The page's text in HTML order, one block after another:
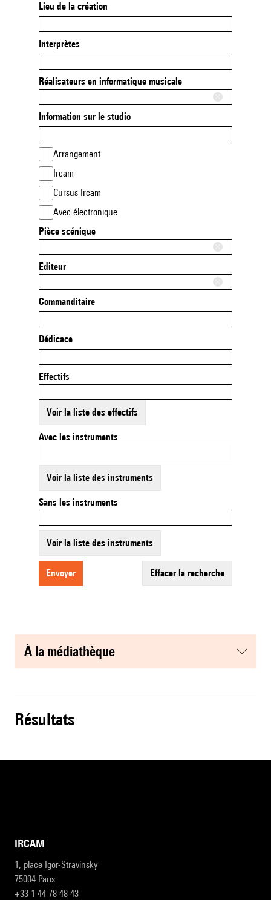
Lieu de la création
Interprètes
Réalisateurs en informatique musicale
Information sur le studio
Arrangement
Ircam
Cursus Ircam
Avec électronique
Pièce scénique
Editeur
Commanditaire
Dédicace
Effectifs
Voir la liste des effectifs
Avec les instruments
Voir la liste des instruments
Sans les instruments
Voir la liste des instruments
envoyer effacer la recherche
à la médiathèque
résultats
IRCAM
1, place Igor-Stravinsky
75004 Paris
+33 1 44 78 48 43